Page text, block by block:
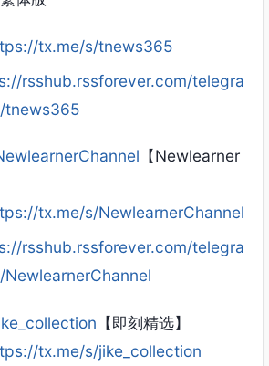
tx.me/s/tnews365
rsshub.rssforever.com/telegra
tnews365
【Newlearner
tx.me/s/NewlearnerChannel
rsshub.rssforever.com/telegra
【即刻精选】
tx.me/s/jike_collection